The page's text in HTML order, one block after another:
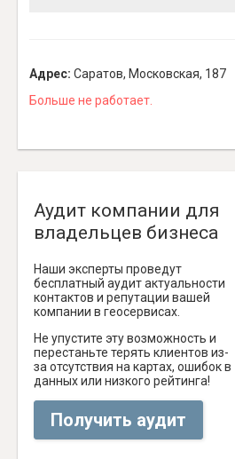
Адрес: Саратов, Московская, 187
Больше не работает.
Аудит компании для
владельцев бизнеса
Наши эксперты проведут
бесплатный аудит актуальности
контактов и репутации вашей
компании в геосервисах.
Не упустите эту возможность и
перестаньте терять клиентов из-
за отсутствия на картах, ошибок в
данных или низкого рейтинга!
Получить аудит